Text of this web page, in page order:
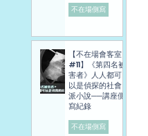
不在場側寫
【不在場會客室
#11】《第四名被
害者》人人都可
以是偵探的社會
派小說──講座側
寫紀錄
不在場側寫